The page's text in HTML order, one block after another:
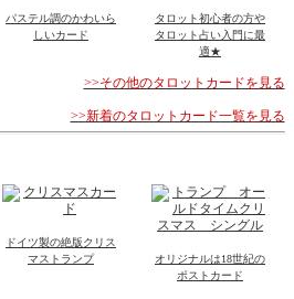
パステル調のかわいら
しいカード
タロット初心者の方や
タロット占い入門に最
適★
>>その他のタロットカードを見る
>>新着のタロットカード一覧を見る
ドイツ製の絶版クリス
マストランプ
オリジナルは18世紀の
ポストカード